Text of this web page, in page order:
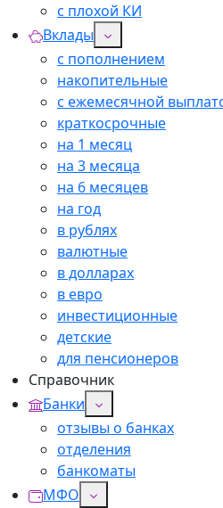
с плохой КИ
Вклады
с пополнением
накопительные
с ежемесячной
краткосрочные
на 1 месяц
на 3 месяца
на 6 месяцев
на год
в рублях
валютные
в долларах
в евро
инвестиционные
детские
для пенсионеров
Справочник
Банки
отзывы о банках
отделения
банкоматы
МФО